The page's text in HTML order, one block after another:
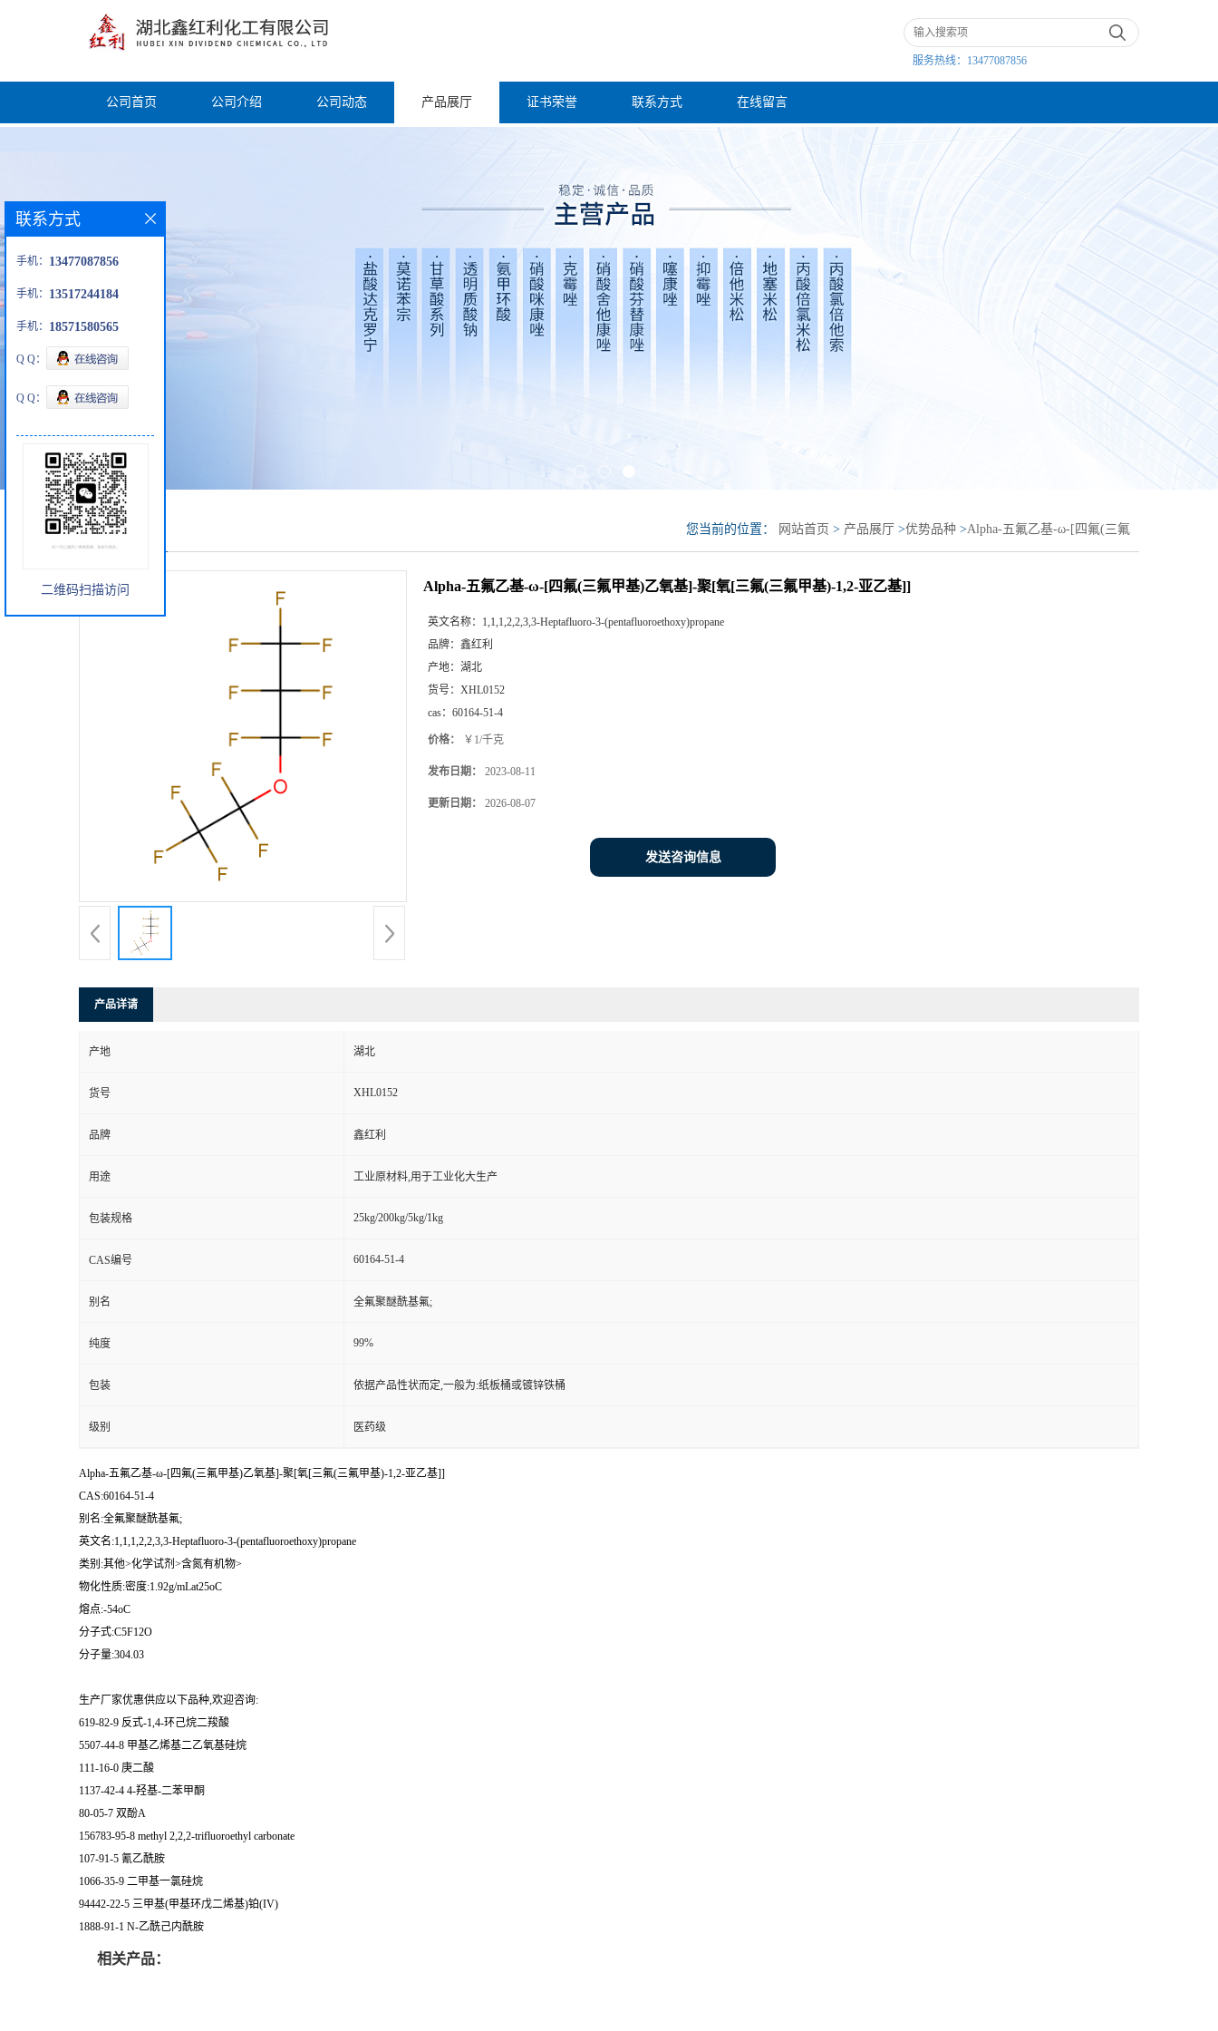
服务热线： 13477087856
公司首页 公司介绍 公司动态 产品展厅 证书荣誉 联系方式 在线留言
产品展厅 您当前的位置： 网站首页 > 产品展厅 >优势品种 >Alpha-五氟乙基-ω-[四氟(三氟
Alpha-五氟乙基-ω-[四氟(三氟甲基)乙氧基]-聚[氧[三氟(三氟甲基)-1,2-亚乙基]]
英文名称： 1,1,1,2,2,3,3-Heptafluoro-3-(pentafluoroethoxy)propane
品牌： 鑫红利
产地： 湖北
货号： XHL0152
cas： 60164-51-4
价格： ￥1/千克
发布日期： 2023-08-11
更新日期： 2026-08-07
发送咨询信息
产品详请
产地 湖北
货号 XHL0152
品牌 鑫红利
用途 工业原材料,用于工业化大生产
包装规格 25kg/200kg/5kg/1kg
CAS编号 60164-51-4
别名 全氟聚醚酰基氟;
纯度 99%
包装 依据产品性状而定,一般为:纸板桶或镀锌铁桶
级别 医药级
Alpha-五氟乙基-ω-[四氟(三氟甲基)乙氧基]-聚[氧[三氟(三氟甲基)-1,2-亚乙基]]
CAS:60164-51-4
别名:全氟聚醚酰基氟;
英文名:1,1,1,2,2,3,3-Heptafluoro-3-(pentafluoroethoxy)propane
类别:其他>化学试剂>含氮有机物>
物化性质:密度:1.92g/mLat25oC
熔点:-54oC
分子式:C5F12O
分子量:304.03
生产厂家优惠供应以下品种,欢迎咨询:
619-82-9 反式-1,4-环己烷二羧酸
5507-44-8 甲基乙烯基二乙氧基硅烷
111-16-0 庚二酸
1137-42-4 4-羟基-二苯甲酮
80-05-7 双酚A
156783-95-8 methyl 2,2,2-trifluoroethyl carbonate
107-91-5 氰乙酰胺
1066-35-9 二甲基一氯硅烷
94442-22-5 三甲基(甲基环戊二烯基)铂(IV)
1888-91-1 N-乙酰己内酰胺
相关产品：
联系方式
手机： 13477087856
手机： 13517244184
手机： 18571580565
Q Q：
Q Q：
二维码扫描访问